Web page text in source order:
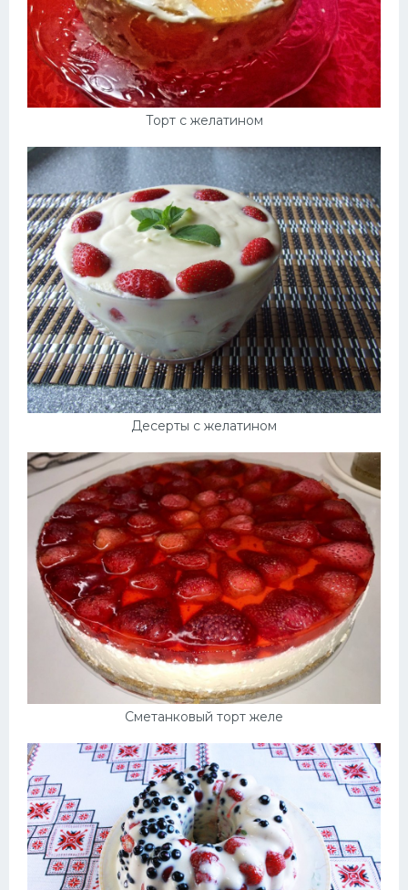
Торт с желатином
Десерты с желатином
Сметанковый торт желе